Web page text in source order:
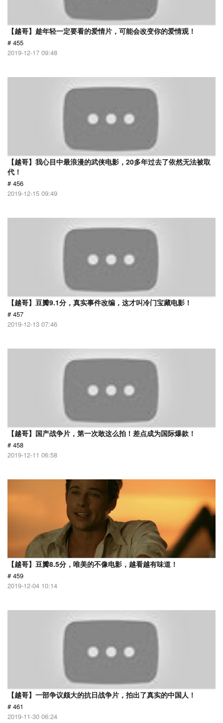
【越哥】趁年轻一定要看的爱情片，可能会改变你的爱情观！
# 455
2019-12-17 09:48
【越哥】我心目中最浪漫的武侠电影，20多年过去了依然无法被取
代！
# 456
2019-12-15 09:49
【越哥】豆瓣9.1分，真实事件改编，这才叫冷门宝藏电影！
# 457
2019-12-13 07:46
【越哥】国产战争片，第一次敢这么拍！差点成为国际爆款！
# 458
2019-12-11 06:58
【越哥】豆瓣8.5分，唯美的不像电影，越看越有味道！
# 459
2019-12-04 10:14
【越哥】一部争议颇大的抗日战争片，拍出了真实的中国人！
# 461
2019-11-30 06:24